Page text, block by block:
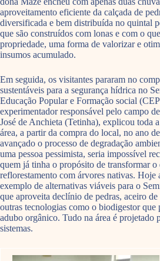
aproveitamento eficiente da calçada de
diversificada e bem distribuída no quintal
que são construídos com lonas e com o
propriedade, uma forma de valorizar e
insumos acumulado.
Em seguida, os visitantes pararam no
sustentáveis para a segurança hídrica no
Educação Popular e Formação social
experimentador responsável pelo campo
José de Anchieta (Tetinha), explicou toda
área, a partir da compra do local, no ano
avançado o processo de degradação
uma pessoa pessimista, seria impossível
quem já tinha o propósito de transformar o
reflorestamento com árvores nativas. Hoje
exemplo de alternativas viáveis para o
que aproveita declínio de pedras, aceiro de
outras tecnologias como o biodigestor
adubo orgânico. Tudo na área é projetado
sistemas.